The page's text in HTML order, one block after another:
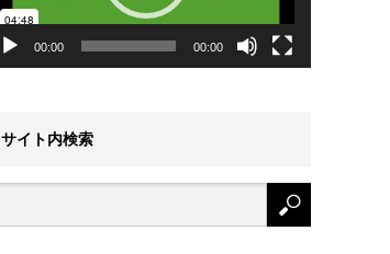
00:00 00:00
サイト内検索